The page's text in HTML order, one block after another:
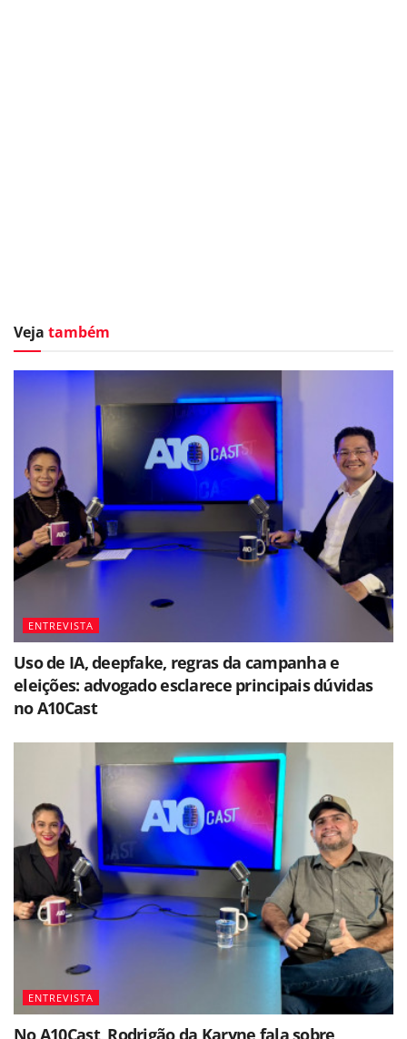
Veja também
ENTREVISTA
Uso de IA, deepfake, regras da campanha e
eleições: advogado esclarece principais dúvidas
no A10Cast
ENTREVISTA
No A10Cast, Rodrigão da Karyne fala sobre